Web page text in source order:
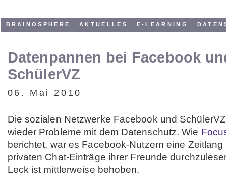
BRAINOSPHERE AKTUELLES E-LEARNING
Datenpannen bei Facebook
SchülerVZ
06. Mai 2010
Die sozialen Netzwerke Facebook und
wieder Probleme mit dem Datenschutz. Wie
berichtet, war es Facebook-Nutzern eine
privaten Chat-Einträge ihrer Freunde
Leck ist mittlerweise behoben.